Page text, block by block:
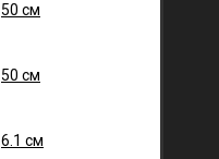
50 см
50 см
6.1 см